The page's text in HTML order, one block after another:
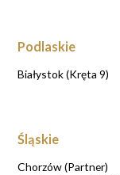
Podlaskie
Białystok (Kręta 9)
Śląskie
Chorzów (Partner)